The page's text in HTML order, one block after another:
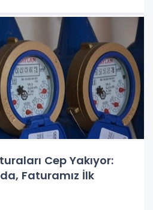
Cep Yakıyor:
Faturamız İlk